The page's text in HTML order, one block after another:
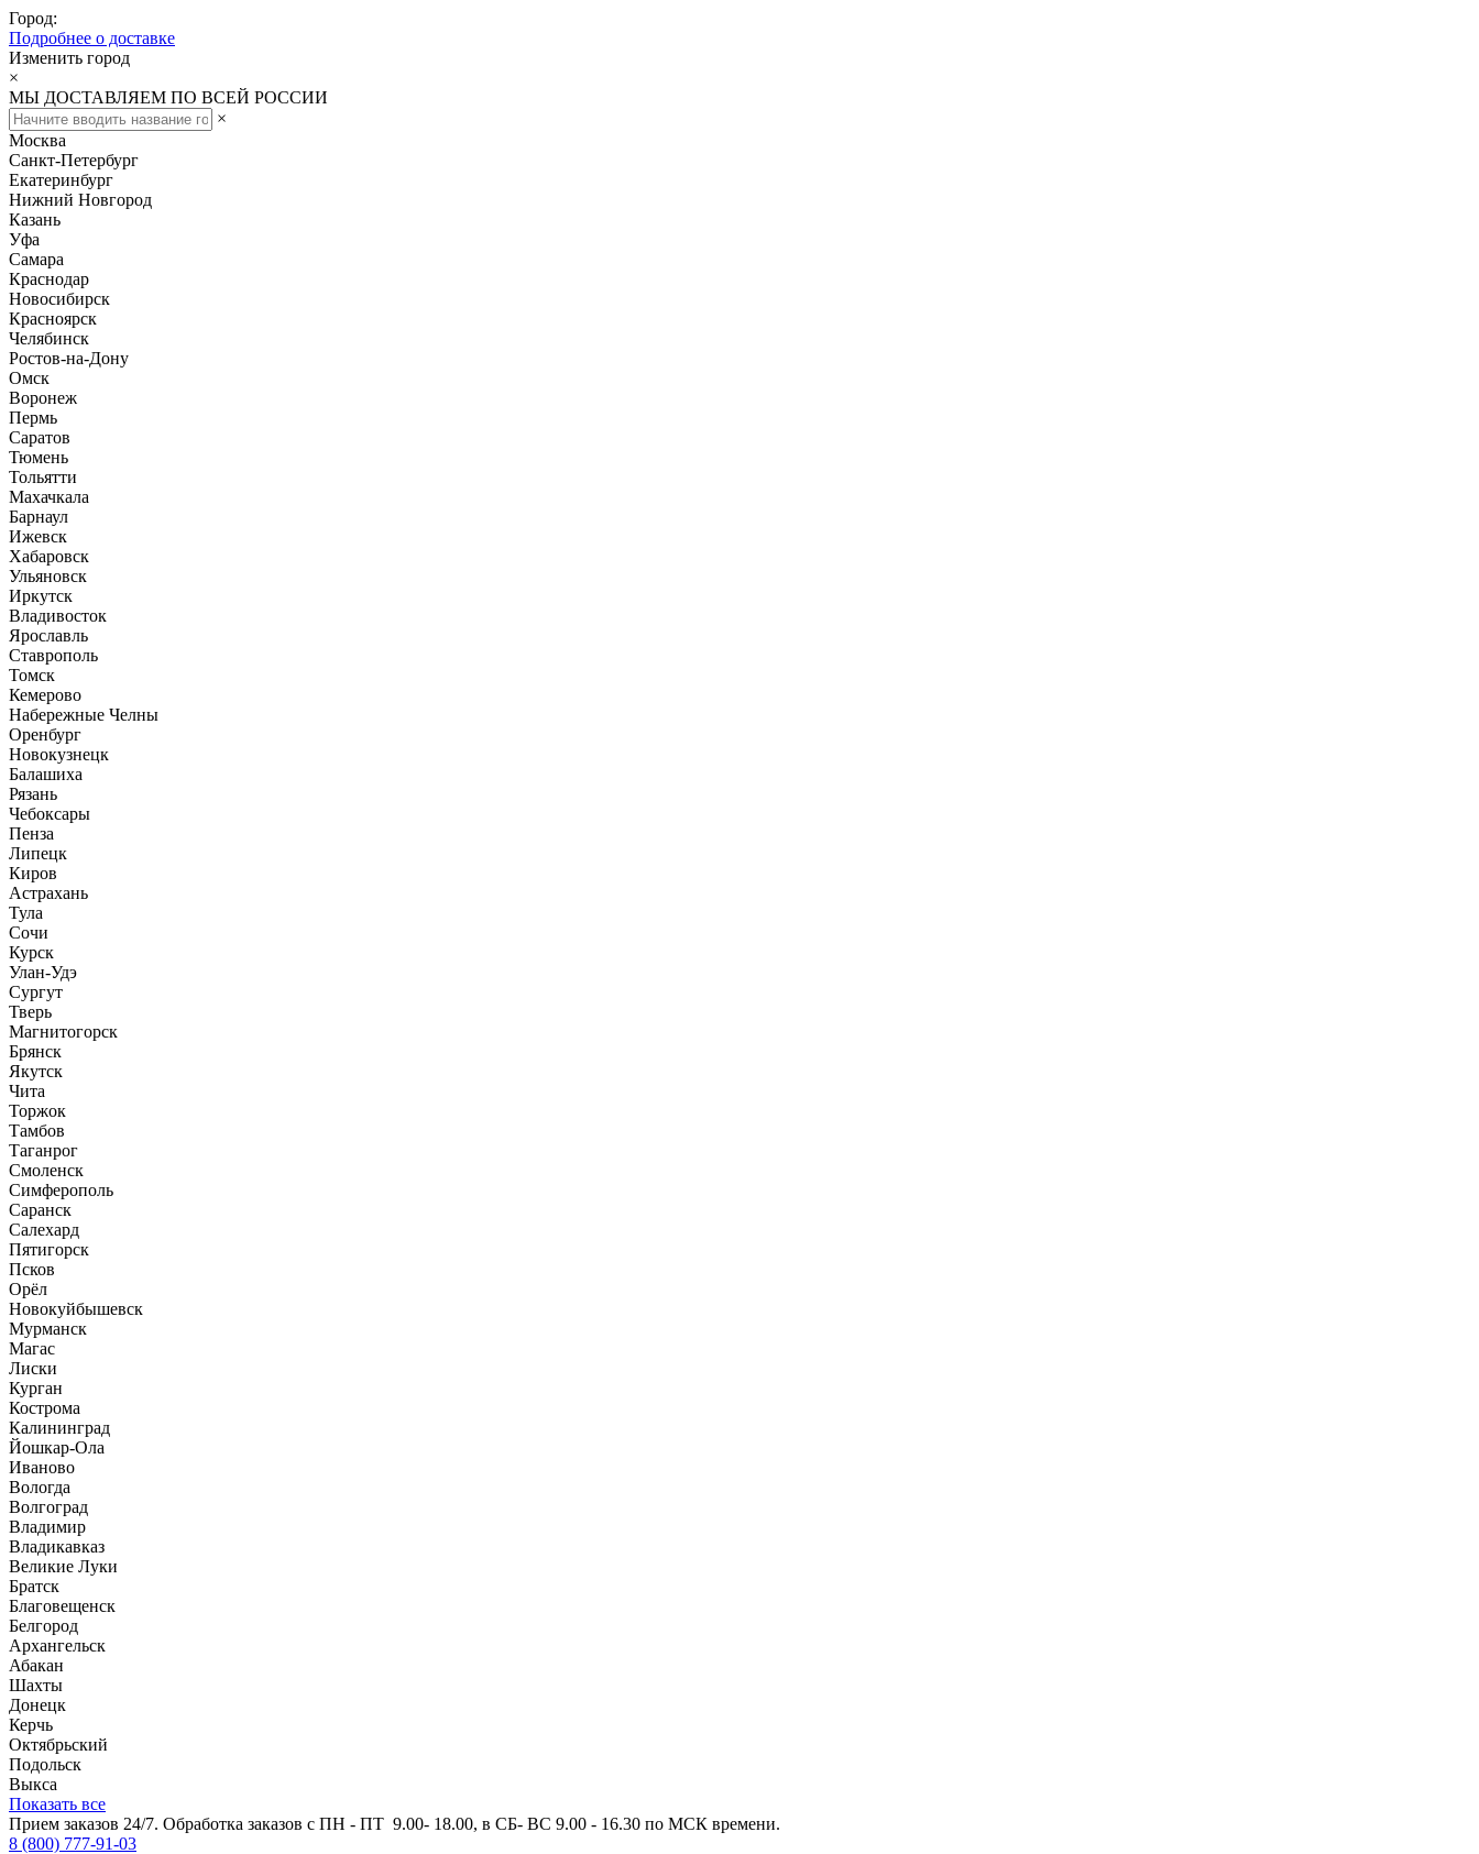
Город:
Подробнее о доставке
Изменить город
×
МЫ ДОСТАВЛЯЕМ ПО ВСЕЙ РОССИИ
×
Москва
Санкт-Петербург
Екатеринбург
Нижний Новгород
Казань
Уфа
Самара
Краснодар
Новосибирск
Красноярск
Челябинск
Ростов-на-Дону
Омск
Воронеж
Пермь
Саратов
Тюмень
Тольятти
Махачкала
Барнаул
Ижевск
Хабаровск
Ульяновск
Иркутск
Владивосток
Ярославль
Ставрополь
Томск
Кемерово
Набережные Челны
Оренбург
Новокузнецк
Балашиха
Рязань
Чебоксары
Пенза
Липецк
Киров
Астрахань
Тула
Сочи
Курск
Улан-Удэ
Сургут
Тверь
Магнитогорск
Брянск
Якутск
Чита
Торжок
Тамбов
Таганрог
Смоленск
Симферополь
Саранск
Салехард
Пятигорск
Псков
Орёл
Новокуйбышевск
Мурманск
Магас
Лиски
Курган
Кострома
Калининград
Йошкар-Ола
Иваново
Вологда
Волгоград
Владимир
Владикавказ
Великие Луки
Братск
Благовещенск
Белгород
Архангельск
Абакан
Шахты
Донецк
Керчь
Октябрьский
Подольск
Выкса
Показать все
Прием заказов 24/7. Обработка заказов с ПН - ПТ 9.00- 18.00, в СБ- ВС 9.00 - 16.30 по МСК времени.
8 (800) 777-91-03